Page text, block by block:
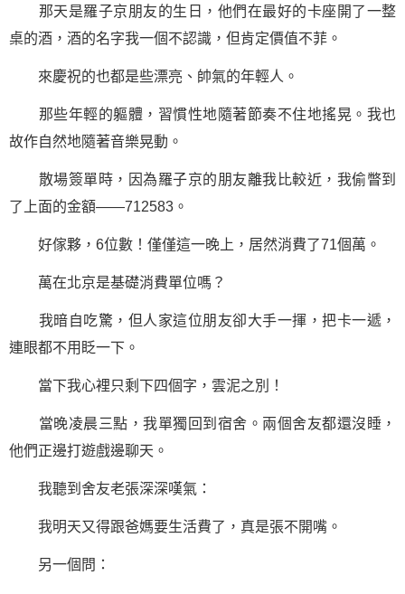
那天是羅子京朋友的生日，他們在最好的卡座開了一整
桌的酒，酒的名字我一個不認識，但肯定價值不菲。
來慶祝的也都是些漂亮、帥氣的年輕人。
那些年輕的軀體，習慣性地隨著節奏不住地搖晃。我也
故作自然地隨著音樂晃動。
散場簽單時，因為羅子京的朋友離我比較近，我偷瞥到
了上面的金額——712583。
好傢夥，6位數！僅僅這一晚上，居然消費了71個萬。
萬在北京是基礎消費單位嗎？
我暗自吃驚，但人家這位朋友卻大手一揮，把卡一遞，
連眼都不用眨一下。
當下我心裡只剩下四個字，雲泥之別！
當晚凌晨三點，我單獨回到宿舍。兩個舍友都還沒睡，
他們正邊打遊戲邊聊天。
我聽到舍友老張深深嘆氣：
我明天又得跟爸媽要生活費了，真是張不開嘴。
另一個問：